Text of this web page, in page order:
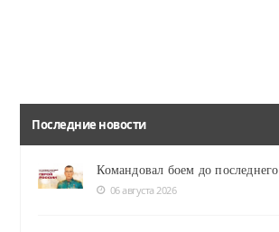
Последние новости
Командовал боем до последнего
06 августа 2026